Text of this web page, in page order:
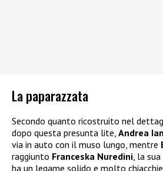
La paparazzata
Secondo quanto ricostruito nel
dopo questa presunta lite, Andrea
via in auto con il muso lungo, mentre
raggiunto Franceska Nuredini , la
ha un legame solido e molto